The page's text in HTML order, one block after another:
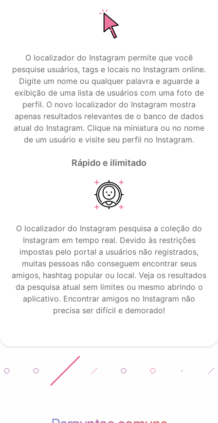
O localizador do Instagram permite que você
pesquise usuários, tags e locais no Instagram online.
Digite um nome ou qualquer palavra e aguarde a
exibição de uma lista de usuários com uma foto de
perfil. O novo localizador do Instagram mostra
apenas resultados relevantes de o banco de dados
atual do Instagram. Clique na miniatura ou no nome
de um usuário e visite seu perfil no Instagram.
Rápido e ilimitado
O localizador do Instagram pesquisa a coleção do
Instagram em tempo real. Devido às restrições
impostas pelo portal a usuários não registrados,
muitas pessoas não conseguem encontrar seus
amigos, hashtag popular ou local. Veja os resultados
da pesquisa atual sem limites ou mesmo abrindo o
aplicativo. Encontrar amigos no Instagram não
precisa ser difícil e demorado!